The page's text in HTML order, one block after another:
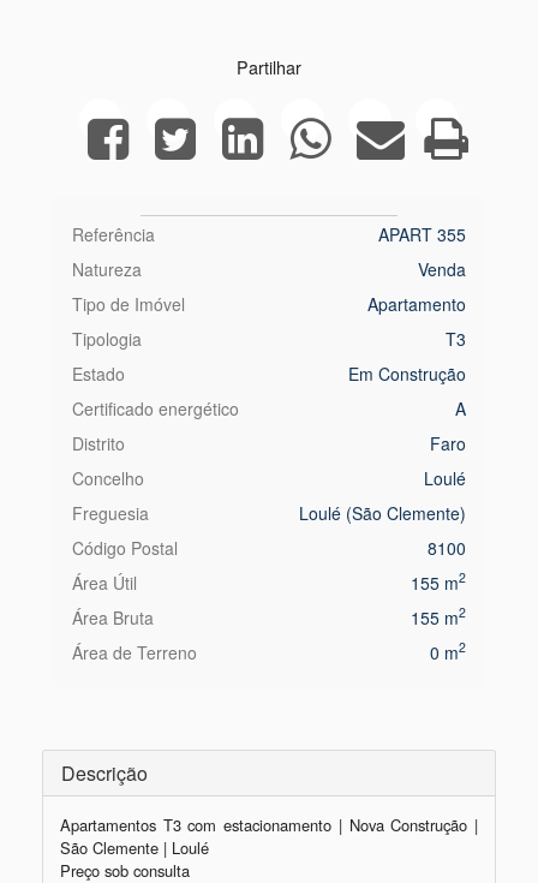
Partilhar
Referência
APART 355
Natureza
Venda
Tipo de Imóvel
Apartamento
Tipologia
T3
Estado
Em Construção
Certificado energético
A
Distrito
Faro
Concelho
Loulé
Freguesia
Loulé (São Clemente)
Código Postal
8100
Área Útil
155 m2
Área Bruta 155 m2
Área de Terreno 0 m2
Descrição
Apartamentos T3 com estacionamento | Nova Construção |
São Clemente | Loulé
Preço sob consulta